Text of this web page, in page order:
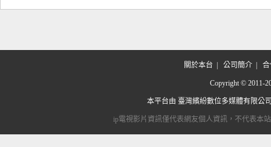
關於本台 公司簡介| 合
Copyright © 2011-
本平台由 臺灣繽紛數位多媒體有限公
ip電視影片資訊僅代表網友個人資訊，不代表本